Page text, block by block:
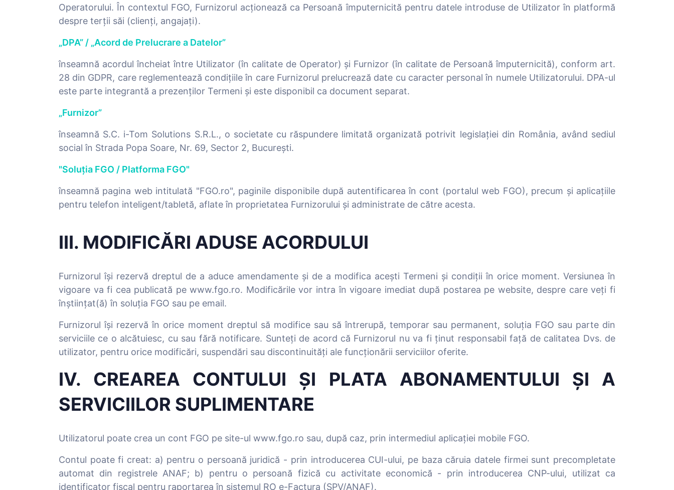
Operatorului. În contextul FGO, Furnizorul acționează ca Persoană împuternicită pentru datele introduse de Utilizator în platformă
despre terții săi (clienți, angajați).
„DPA” / „Acord de Prelucrare a Datelor”
înseamnă acordul încheiat între Utilizator (în calitate de Operator) și Furnizor (în calitate de Persoană împuternicită), conform art.
28 din GDPR, care reglementează condițiile în care Furnizorul prelucrează date cu caracter personal în numele Utilizatorului. DPA-ul
este parte integrantă a prezenților Termeni și este disponibil ca document separat.
„Furnizor”
înseamnă S.C. i-Tom Solutions S.R.L., o societate cu răspundere limitată organizată potrivit legislației din România, având sediul
social în Strada Popa Soare, Nr. 69, Sector 2, București.
"Soluția FGO / Platforma FGO"
înseamnă pagina web intitulată "FGO.ro", paginile disponibile după autentificarea în cont (portalul web FGO), precum și aplicațiile
pentru telefon inteligent/tabletă, aflate în proprietatea Furnizorului și administrate de către acesta.
III. MODIFICĂRI ADUSE ACORDULUI
Furnizorul își rezervă dreptul de a aduce amendamente și de a modifica acești Termeni și condiții în orice moment. Versiunea în
vigoare va fi cea publicată pe www.fgo.ro. Modificările vor intra în vigoare imediat după postarea pe website, despre care veți fi
înștiințat(ă) în soluția FGO sau pe email.
Furnizorul își rezervă în orice moment dreptul să modifice sau să întrerupă, temporar sau permanent, soluția FGO sau parte din
serviciile ce o alcătuiesc, cu sau fără notificare. Sunteți de acord că Furnizorul nu va fi ținut responsabil față de calitatea Dvs. de
utilizator, pentru orice modificări, suspendări sau discontinuități ale funcționării serviciilor oferite.
IV. CREAREA CONTULUI ŞI PLATA ABONAMENTULUI ȘI A
SERVICIILOR SUPLIMENTARE
Utilizatorul poate crea un cont FGO pe site-ul www.fgo.ro sau, după caz, prin intermediul aplicației mobile FGO.
Contul poate fi creat: a) pentru o persoană juridică - prin introducerea CUI-ului, pe baza căruia datele firmei sunt precompletate
automat din registrele ANAF; b) pentru o persoană fizică cu activitate economică - prin introducerea CNP-ului, utilizat ca
identificator fiscal pentru raportarea în sistemul RO e-Factura (SPV/ANAF).